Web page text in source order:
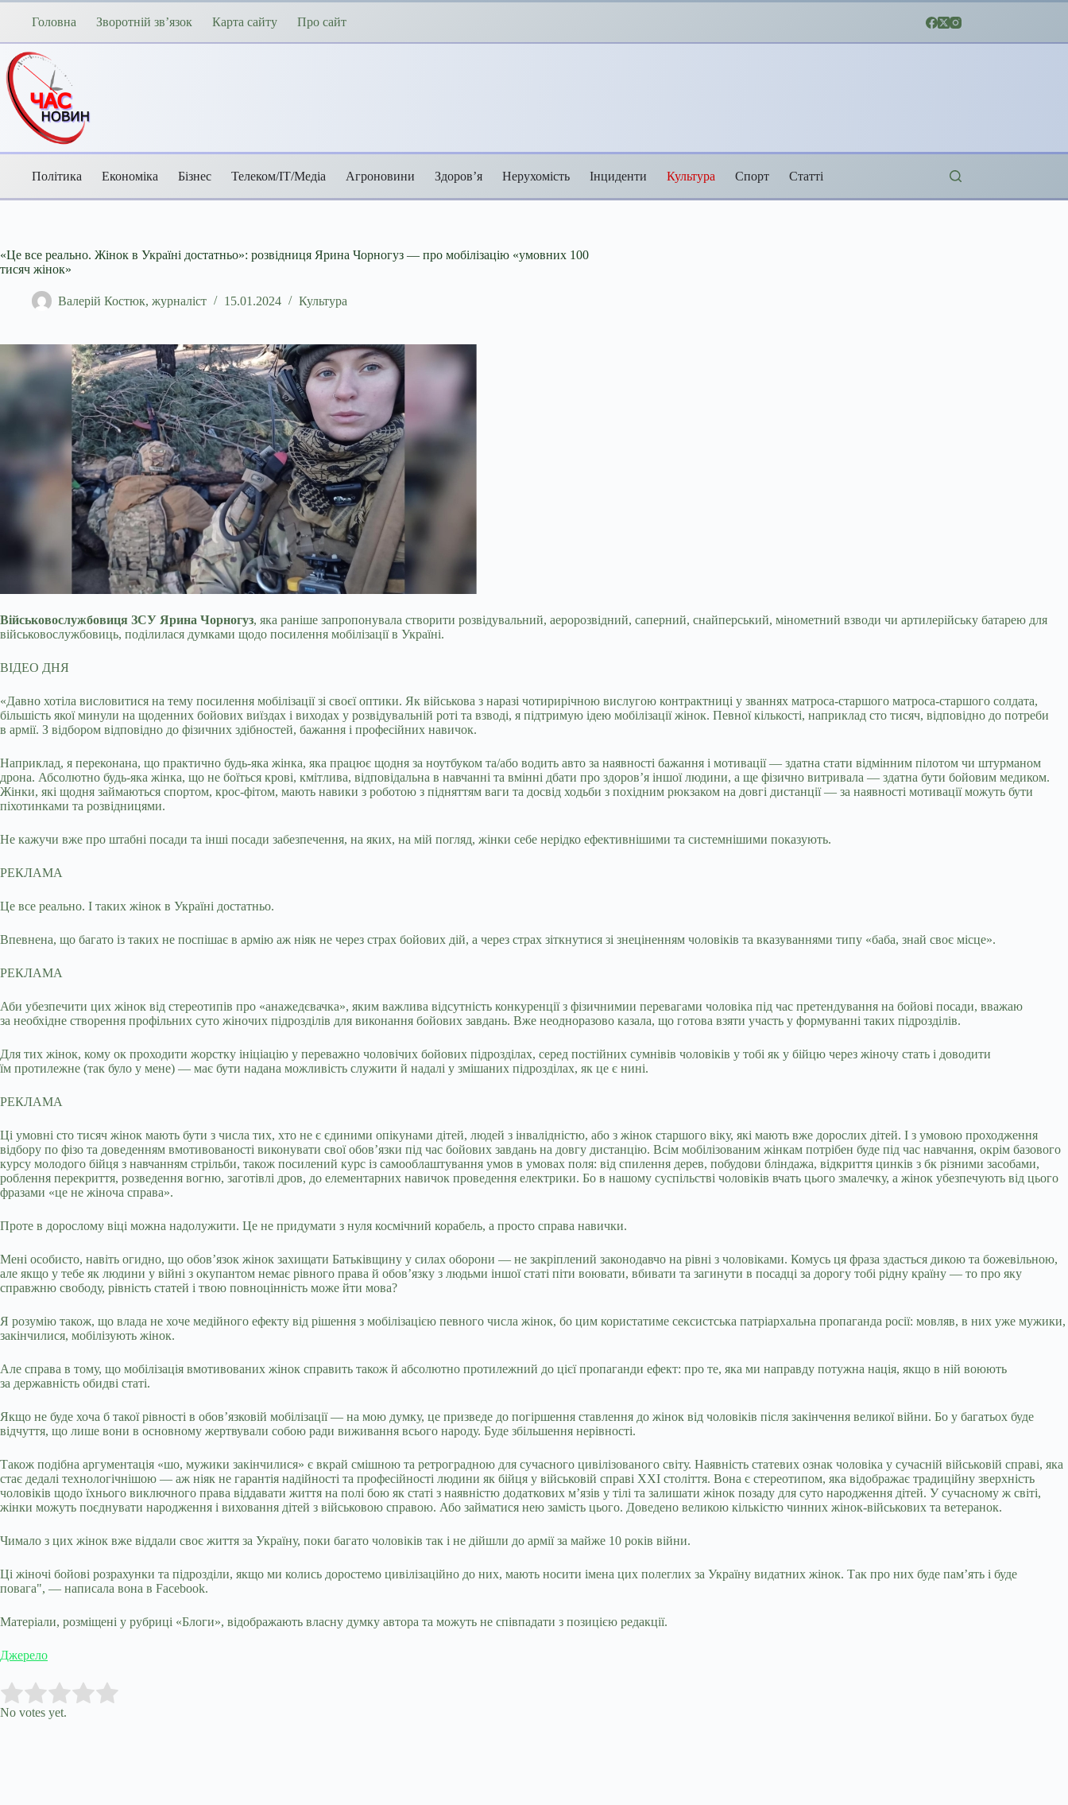
Перейти
Головна Зворотній зв’язок Карта сайту Про сайт
Політика Економіка Бізнес Телеком/ІТ/Медіа Агроновини Здоров’я Нерухомість Інциденти Культура Спорт Статті
«Це все реально. Жінок в Україні достатньо»: розвідниця Ярина Чорногуз — про мобілізацію «умовних 100
тисяч жінок»
Валерій Костюк, журналіст 15.01.2024 Культура
Військовослужбовиця ЗСУ Ярина Чорногуз, яка раніше запропонувала створити розвідувальний, аеророзвідний, саперний, снайперський, мінометний взводи чи артилерійську батарею для
військовослужбовиць, поділилася думками щодо посилення мобілізації в Україні.
ВІДЕО ДНЯ
«Давно хотіла висловитися на тему посилення мобілізації зі своєї оптики. Як військова з наразі чотирирічною вислугою контрактниці у званнях матроса-старшого матроса-старшого солдата,
більшість якої минули на щоденних бойових виїздах і виходах у розвідувальній роті та взводі, я підтримую ідею мобілізації жінок. Певної кількості, наприклад сто тисяч, відповідно до потреби
в армії. З відбором відповідно до фізичних здібностей, бажання і професійних навичок.
Наприклад, я переконана, що практично будь-яка жінка, яка працює щодня за ноутбуком та/або водить авто за наявності бажання і мотивації — здатна стати відмінним пілотом чи штурманом
дрона. Абсолютно будь-яка жінка, що не боїться крові, кмітлива, відповідальна в навчанні та вмінні дбати про здоровʼя іншої людини, а ще фізично витривала — здатна бути бойовим медиком.
Жінки, які щодня займаються спортом, крос-фітом, мають навики з роботою з підняттям ваги та досвід ходьби з похідним рюкзаком на довгі дистанції — за наявності мотивації можуть бути
піхотинками та розвідницями.
Не кажучи вже про штабні посади та інші посади забезпечення, на яких, на мій погляд, жінки себе нерідко ефективнішими та системнішими показують.
РЕКЛАМА
Це все реально. І таких жінок в Україні достатньо.
Впевнена, що багато із таких не поспішає в армію аж ніяк не через страх бойових дій, а через страх зіткнутися зі знеціненням чоловіків та вказуваннями типу «баба, знай своє місце».
РЕКЛАМА
Аби убезпечити цих жінок від стереотипів про «анажедєвачка», яким важлива відсутність конкуренції з фізичнимии перевагами чоловіка під час претендування на бойові посади, вважаю
за необхідне створення профільних суто жіночих підрозділів для виконання бойових завдань. Вже неодноразово казала, що готова взяти участь у формуванні таких підрозділів.
Для тих жінок, кому ок проходити жорстку ініціацію у переважно чоловічих бойових підрозділах, серед постійних сумнівів чоловіків у тобі як у бійцю через жіночу стать і доводити
їм протилежне (так було у мене) — має бути надана можливість служити й надалі у змішаних підрозділах, як це є нині.
РЕКЛАМА
Ці умовні сто тисяч жінок мають бути з числа тих, хто не є єдиними опікунами дітей, людей з інвалідністю, або з жінок старшого віку, які мають вже дорослих дітей. І з умовою проходження
відбору по фізо та доведенням вмотивованості виконувати свої обовʼязки під час бойових завдань на довгу дистанцію. Всім мобілізованим жінкам потрібен буде під час навчання, окрім базового
курсу молодого бійця з навчанням стрільби, також посилений курс із самооблаштування умов в умовах поля: від спилення дерев, побудови бліндажа, відкриття цинків з бк різними засобами,
роблення перекриття, розведення вогню, заготівлі дров, до елементарних навичок проведення електрики. Бо в нашому суспільстві чоловіків вчать цього змалечку, а жінок убезпечують від цього
фразами «це не жіноча справа».
Проте в дорослому віці можна надолужити. Це не придумати з нуля космічний корабель, а просто справа навички.
Мені особисто, навіть огидно, що обовʼязок жінок захищати Батьківщину у силах оборони — не закріплений законодавчо на рівні з чоловіками. Комусь ця фраза здасться дикою та божевільною,
але якщо у тебе як людини у війні з окупантом немає рівного права й обовʼязку з людьми іншої статі піти воювати, вбивати та загинути в посадці за дорогу тобі рідну країну — то про яку
справжню свободу, рівність статей і твою повноцінність може йти мова?
Я розумію також, що влада не хоче медійного ефекту від рішення з мобілізацією певного числа жінок, бо цим користатиме сексистська патріархальна пропаганда росії: мовляв, в них уже мужики,
закінчилися, мобілізують жінок.
Але справа в тому, що мобілізація вмотивованих жінок справить також й абсолютно протилежний до цієї пропаганди ефект: про те, яка ми направду потужна нація, якщо в ній воюють
за державність обидві статі.
Якщо не буде хоча б такої рівності в обовʼязковій мобілізації — на мою думку, це призведе до погіршення ставлення до жінок від чоловіків після закінчення великої війни. Бо у багатьох буде
відчуття, що лише вони в основному жертвували собою ради виживання всього народу. Буде збільшення нерівності.
Також подібна аргументація «шо, мужики закінчилися» є вкрай смішною та ретроградною для сучасного цивілізованого світу. Наявність статевих ознак чоловіка у сучасній військовій справі, яка
стає дедалі технологічнішою — аж ніяк не гарантія надійності та професійності людини як бійця у військовій справі ХХІ століття. Вона є стереотипом, яка відображає традиційну зверхність
чоловіків щодо їхнього виключного права віддавати життя на полі бою як статі з наявністю додаткових мʼязів у тілі та залишати жінок позаду для суто народження дітей. У сучасному ж світі,
жінки можуть поєднувати народження і виховання дітей з військовою справою. Або займатися нею замість цього. Доведено великою кількістю чинних жінок-військових та ветеранок.
Чимало з цих жінок вже віддали своє життя за Україну, поки багато чоловіків так і не дійшли до армії за майже 10 років війни.
Ці жіночі бойові розрахунки та підрозділи, якщо ми колись доростемо цивілізаційно до них, мають носити імена цих полеглих за Україну видатних жінок. Так про них буде памʼять і буде
повага", — написала вона в Facebook.
Матеріали, розміщені у рубриці «Блоги», відображають власну думку автора та можуть не співпадати з позицією редакції.
Джерело
Rate this item:
No votes yet.